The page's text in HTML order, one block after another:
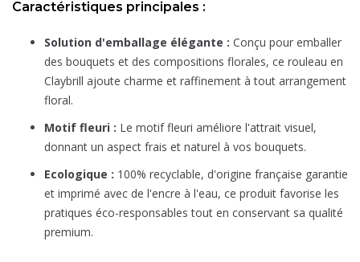
Caractéristiques principales :
Solution d'emballage élégante : Conçu pour emballer
des bouquets et des compositions florales, ce rouleau en
Claybrill ajoute charme et raffinement à tout arrangement
floral.
Motif fleuri : Le motif fleuri améliore l'attrait visuel,
donnant un aspect frais et naturel à vos bouquets.
Ecologique : 100% recyclable, d'origine française garantie
et imprimé avec de l'encre à l'eau, ce produit favorise les
pratiques éco-responsables tout en conservant sa qualité
premium.